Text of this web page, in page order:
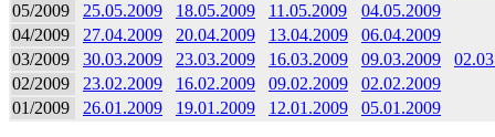
05/2009
25.05.2009 18.05.2009 11.05.2009
04.05.2009
04/2009
27.04.2009 20.04.2009 13.04.2009
06.04.2009
03/2009
30.03.2009 23.03.2009 16.03.2009 09.03.2009
02/2009
23.02.2009 16.02.2009 09.02.2009
02.02.2009
01/2009
26.01.2009 19.01.2009 12.01.2009 05.01.2009